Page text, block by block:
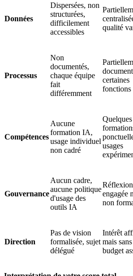
Données
Dispersées, non
structurées,
difficilement
accessibles
qualité
Processus
Non
documentés,
chaque équipe
fait
différemment
certaines
fonctions
Compétences
Aucune
formation IA,
usage individuel
non cadré
Quelques
usages
Gouvernance
Aucun cadre,
aucune politique
d'usage des
outils IA
Réflexion
engagée
non
Direction
Pas de vision
formalisée, sujet
délégué
Intérêt
mais
budget